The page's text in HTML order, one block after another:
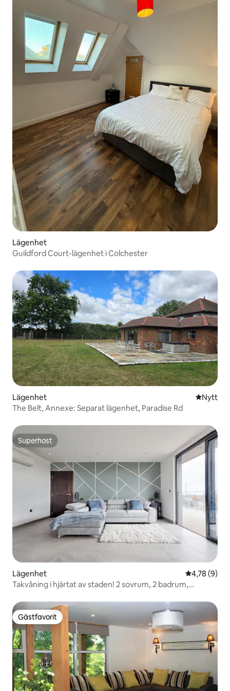
Lägenhet
Guildford Court-lägenhet i Colchester
Lägenhet NyttNytt
The Belt, Annexe: Separat lägenhet, Paradise Rd
Superhost
Superhost
Lägenhet 4,78 av 5 i
4,78 (9)
Takvåning i hjärtat av staden! 2 sovrum, 2 badrum,
Gästfavorit
Gästfavorit